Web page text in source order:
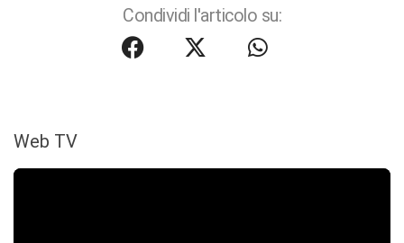
Condividi l'articolo su:
Web TV